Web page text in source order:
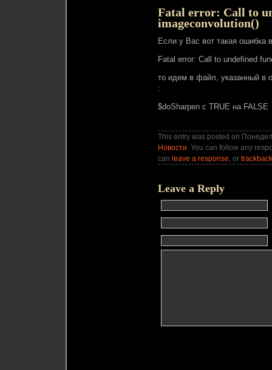
Fatal error: Call to
imageconvolution()
Если у Вас вот такая ошибка
Fatal error: Call to undefined
то идем в файл, указанный в
:
$doSharpen с TRUE на FALSE
This entry was posted on
Новости. You can follow any
can leave a response, or trackback
Leave a Reply